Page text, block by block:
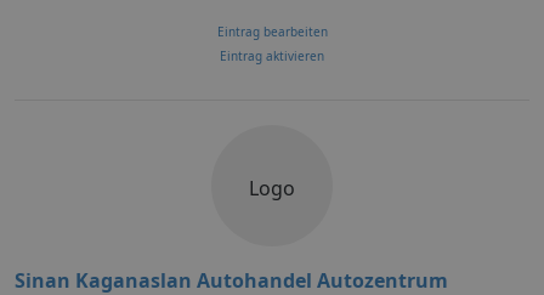
Eintrag bearbeiten
Eintrag aktivieren
Logo
Sinan Kaganaslan Autohandel Autozentrum